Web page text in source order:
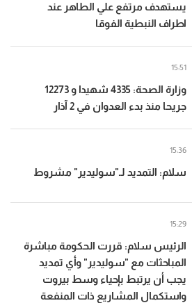
يستهدف مرتفع علي الطاهر عند
اطراف النبطية الفوقا
وزارة الصحة: 4335 شهيدا و 12273
جريحا منذ بدء العدوان في 2 آذار
15:51
سلام: التمديد لـ"سوليدير" مشروط
15:36
الرئيس سلام: قررت الحكومة مباشرة
المباحثات مع "سوليدير" وأي تمديد
يجب أن يرتبط بإحياء وسط بيروت
واستكمال المشاريع ذات المنفعة
15:29